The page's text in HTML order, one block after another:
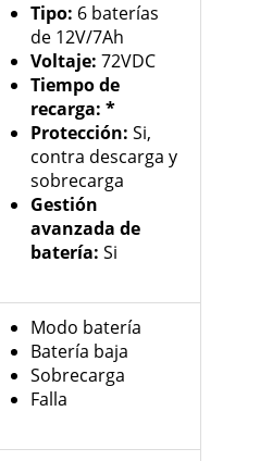
Tipo: 6 baterías
de 12V/7Ah
Voltaje: 72VDC
Tiempo de
recarga: *
Protección: Si,
contra descarga y
sobrecarga
Gestión
avanzada de
batería: Si
Modo batería
Batería baja
Sobrecarga
Falla